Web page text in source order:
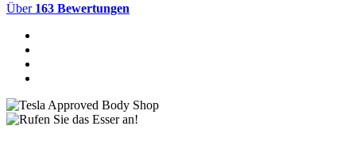
Über 163 Bewertungen